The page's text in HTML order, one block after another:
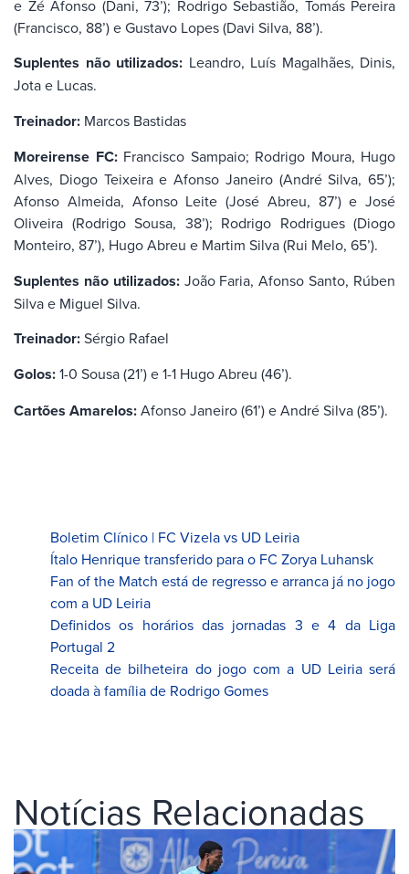
e Zé Afonso (Dani, 73’); Rodrigo Sebastião, Tomás Pereira
(Francisco, 88’) e Gustavo Lopes (Davi Silva, 88’).
Suplentes não utilizados: Leandro, Luís Magalhães, Dinis,
Jota e Lucas.
Treinador: Marcos Bastidas
Moreirense FC:Francisco Sampaio; Rodrigo Moura, Hugo
Alves, Diogo Teixeira e Afonso Janeiro (André Silva, 65’);
Afonso Almeida, Afonso Leite (José Abreu, 87’) e José
Oliveira (Rodrigo Sousa, 38’); Rodrigo Rodrigues (Diogo
Monteiro, 87’), Hugo Abreu e Martim Silva (Rui Melo, 65’).
Suplentes não utilizados:João Faria, Afonso Santo, Rúben
Silva e Miguel Silva.
Treinador:Sérgio Rafael
Golos:1-0 Sousa (21’) e 1-1 Hugo Abreu (46’).
Cartões Amarelos:Afonso Janeiro (61’) e André Silva (85’).
Boletim Clínico | FC Vizela vs UD Leiria
Ítalo Henrique transferido para o FC Zorya Luhansk
Fan of the Match está de regresso e arranca já no jogo
com a UD Leiria
Definidos os horários das jornadas 3 e 4 da Liga
Portugal 2
Receita de bilheteira do jogo com a UD Leiria será
doada à família de Rodrigo Gomes
Notícias Relacionadas